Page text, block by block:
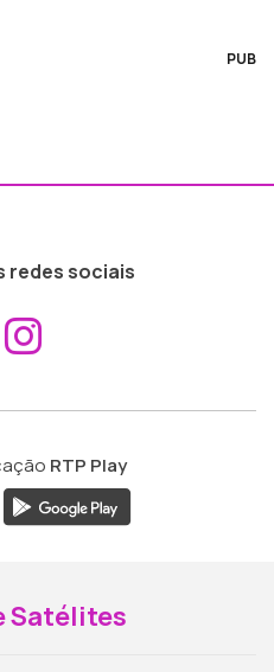
PUB
redes sociais
Aceder ao
RTP Play
Satélites